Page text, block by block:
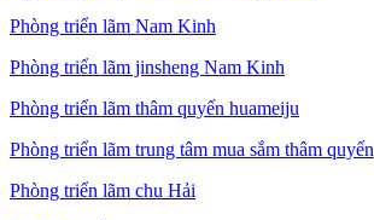
Phòng triển lãm Nam Kinh
Phòng triển lãm jinsheng Nam Kinh
Phòng triển lãm thâm quyến huameiju
Phòng triển lãm trung tâm mua sắm thâm quyến
Phòng triển lãm chu Hải